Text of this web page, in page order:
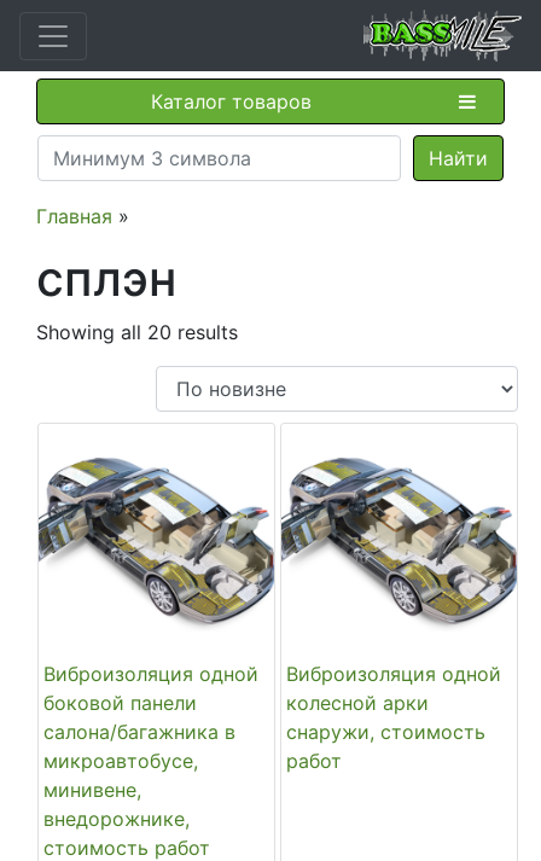
Каталог товаров
Главная »
сплэн
Showing all 20 results
Виброизоляция одной
боковой панели
салона/багажника в
микроавтобусе,
минивене,
внедорожнике,
стоимость работ
Виброизоляция одной
колесной арки
снаружи, стоимость
работ